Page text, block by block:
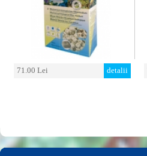
71.00 Lei detalii